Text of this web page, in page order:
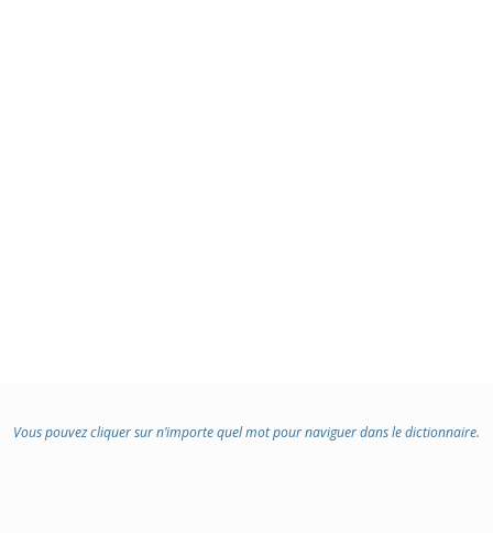
Vous pouvez cliquer sur n’importe quel mot pour naviguer dans le dictionnaire.